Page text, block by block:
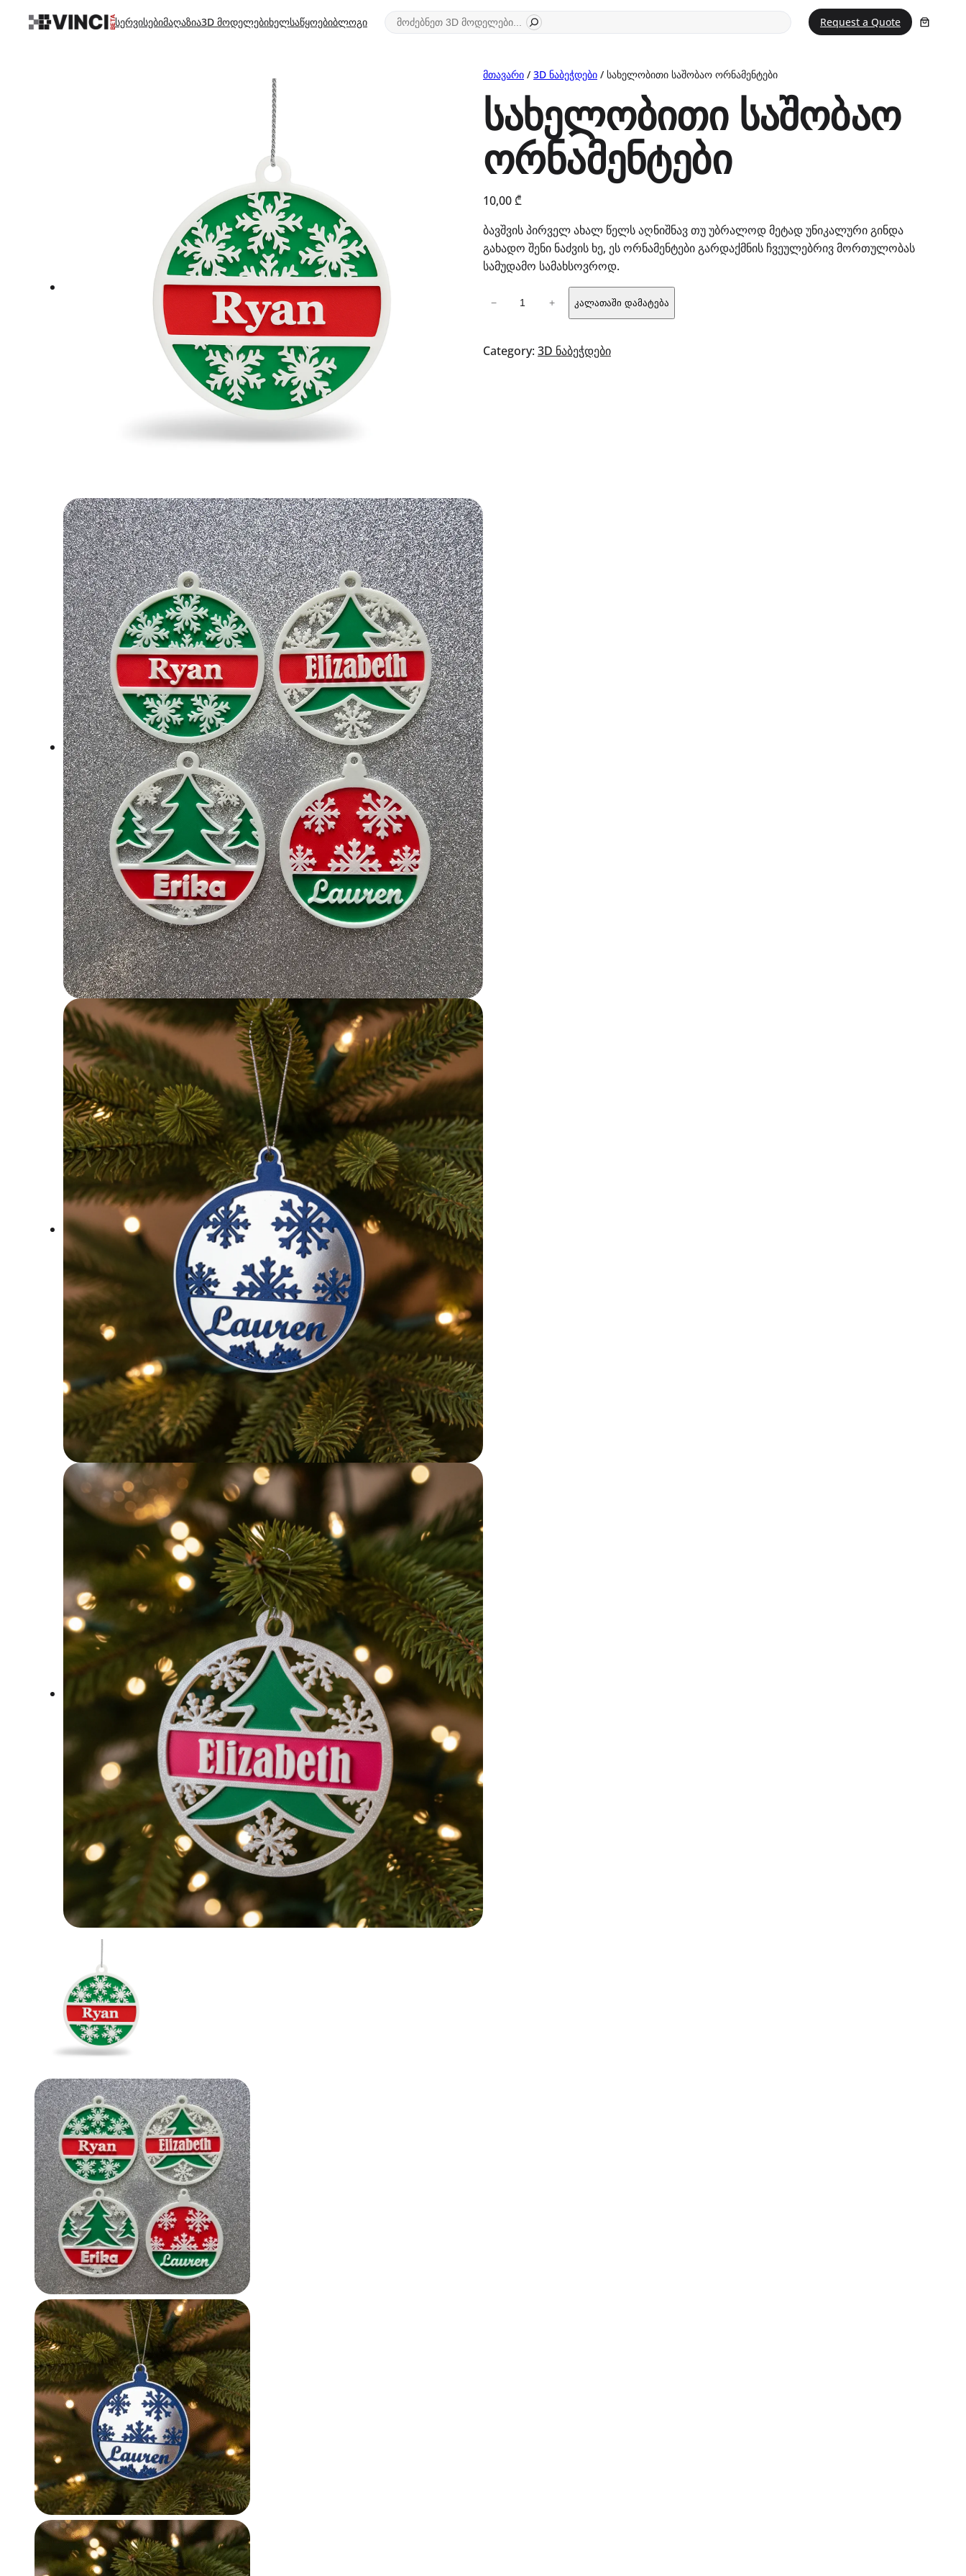
სერვისებიმაღაზია3D მოდელებიხელსაწყოებიბლოგი
ძიება
Request a Quote
მთავარი / 3D ნაბეჭდები / სახელობითი საშობაო ორნამენტები
სახელობითი საშობაო
ორნამენტები
10,00₾
ბავშვის პირველ ახალ წელს აღნიშნავ თუ უბრალოდ მეტად უნიკალური გინდა
გახადო შენი ნაძვის ხე, ეს ორნამენტები გარდაქმნის ჩვეულებრივ მორთულობას
სამუდამო სამახსოვროდ.
ორნამენტები
− + კალათაში დამატება
Category: 3D ნაბეჭდები